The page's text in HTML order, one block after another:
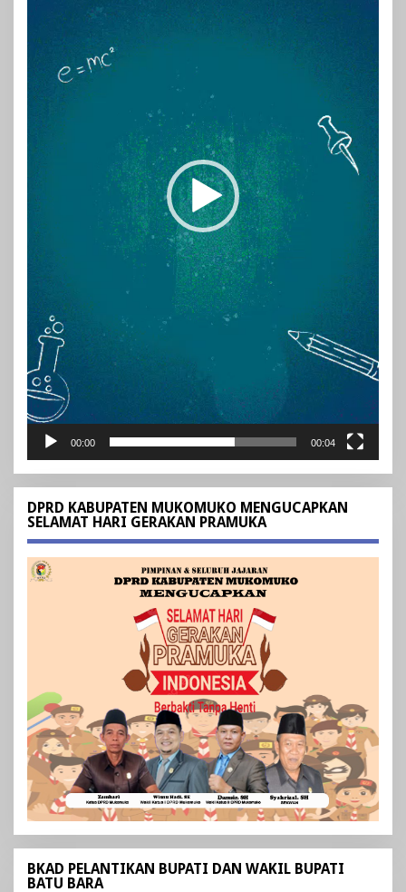
00:00 00:04
DPRD KABUPATEN MUKOMUKO MENGUCAPKAN
SELAMAT HARI GERAKAN PRAMUKA
BKAD PELANTIKAN BUPATI DAN WAKIL BUPATI
BATU BARA